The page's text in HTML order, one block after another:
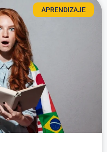
APRENDIZAJE